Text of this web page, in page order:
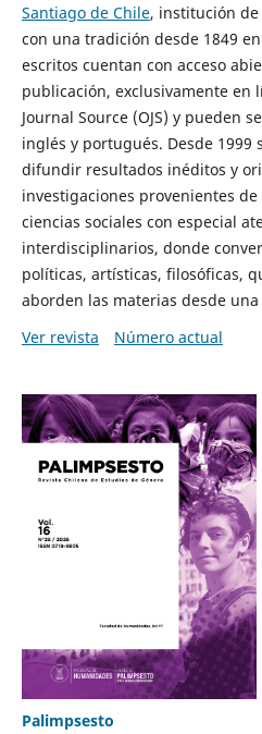
Santiago de Chile, institución de
con una tradición desde 1849
escritos cuentan con acceso
publicación, exclusivamente en
Journal Source (OJS) y pueden
inglés y portugués. Desde 1999
difundir resultados inéditos y
investigaciones provenientes
ciencias sociales con especial
interdisciplinarios, donde
políticas, artísticas, filosóficas,
aborden las materias desde
Ver revista
Número actual
Palimpsesto